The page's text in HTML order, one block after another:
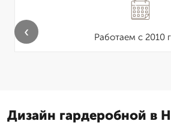
Работаем с 2010
‹
Дизайн гардеробной в